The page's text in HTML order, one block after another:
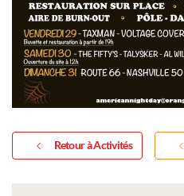
Retour à Activités